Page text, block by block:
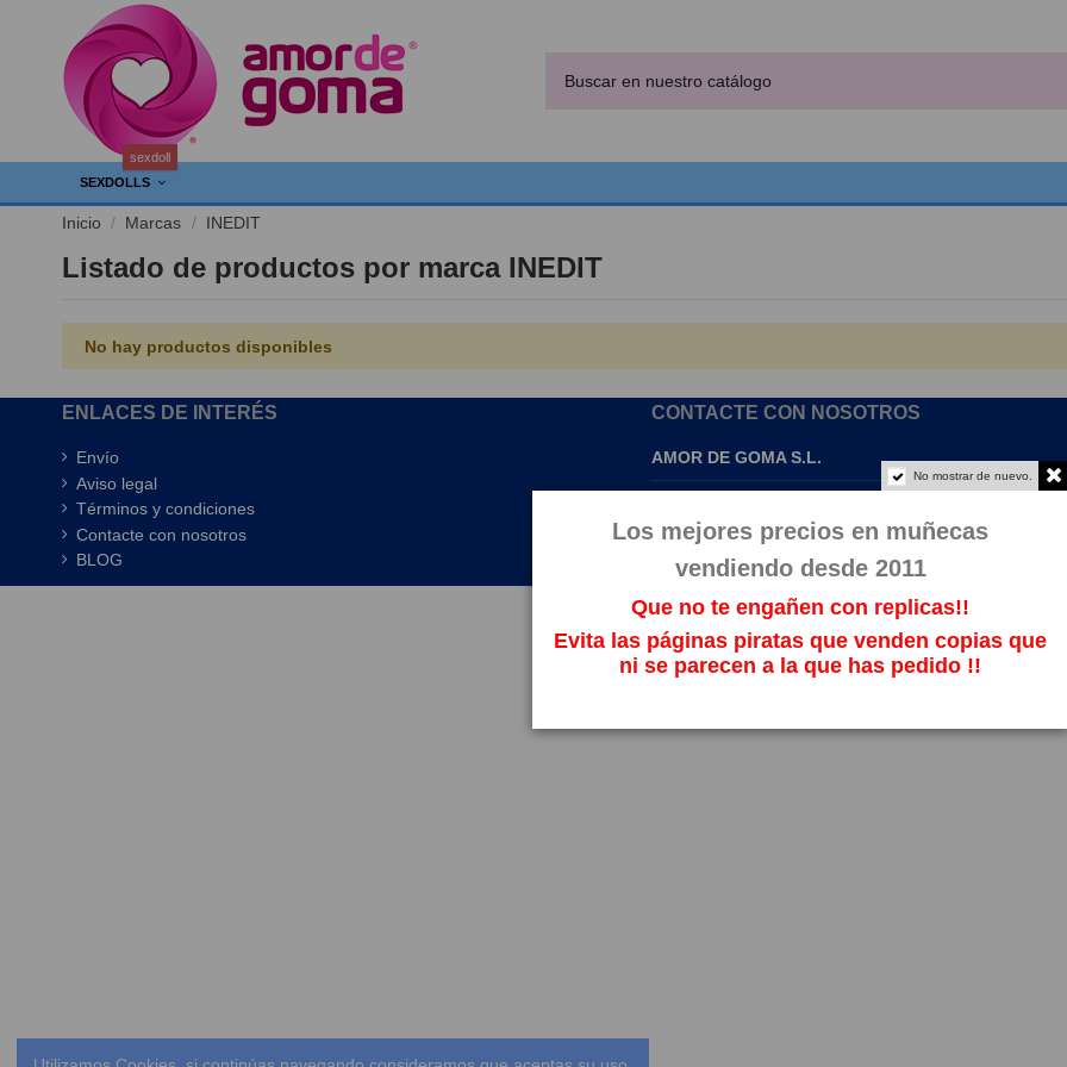
SEXDOLLS
sexdoll
Inicio Marcas INEDIT
Listado de productos por marca INEDIT
No hay productos disponibles
ENLACES DE INTERÉS
Envío
Aviso legal
Términos y condiciones
Contacte con nosotros
BLOG
CONTACTE CON NOSOTROS
AMOR DE GOMA S.L.
No mostrar de nuevo.
Los mejores precios en muñecas
vendiendo desde 2011
Que no te engañen con replicas!!
Evita las páginas piratas que venden copias que
ni se parecen a la que has pedido !!